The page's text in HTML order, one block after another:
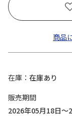
商品
在庫
在庫あり
販売期間
2026年05月18日～